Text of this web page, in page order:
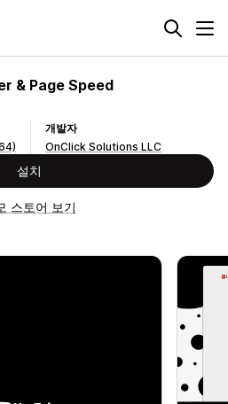
& Page Speed
개발자
OnClick Solutions LLC
설치
스토어 보기